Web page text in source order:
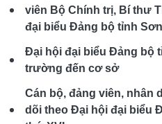
viên Bộ Chính trị, Bí thư
đại biểu Đảng bộ tỉnh
Đại hội đại biểu Đảng bộ
trường đến cơ sở
Cán bộ, đảng viên, nhân
dõi theo Đại hội đại biểu